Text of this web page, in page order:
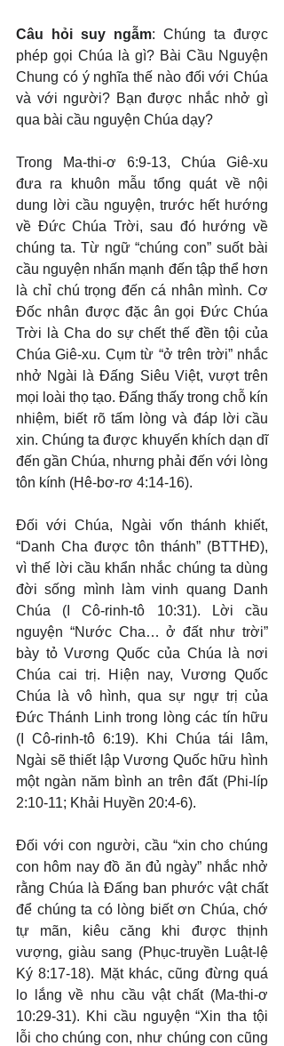
Câu hỏi suy ngẫm: Chúng ta được
phép gọi Chúa là gì? Bài Cầu Nguyện
Chung có ý nghĩa thế nào đối với Chúa
và với người? Bạn được nhắc nhở gì
qua bài cầu nguyện Chúa dạy?
Trong Ma-thi-ơ 6:9-13, Chúa Giê-xu
đưa ra khuôn mẫu tổng quát về nội
dung lời cầu nguyện, trước hết hướng
về Đức Chúa Trời, sau đó hướng về
chúng ta. Từ ngữ “chúng con” suốt bài
cầu nguyện nhấn mạnh đến tập thể hơn
là chỉ chú trọng đến cá nhân mình. Cơ
Đốc nhân được đặc ân gọi Đức Chúa
Trời là Cha do sự chết thế đền tội của
Chúa Giê-xu. Cụm từ “ở trên trời” nhắc
nhở Ngài là Đấng Siêu Việt, vượt trên
mọi loài thọ tạo. Đấng thấy trong chỗ kín
nhiệm, biết rõ tấm lòng và đáp lời cầu
xin. Chúng ta được khuyến khích dạn dĩ
đến gần Chúa, nhưng phải đến với lòng
tôn kính (Hê-bơ-rơ 4:14-16).
Đối với Chúa, Ngài vốn thánh khiết,
“Danh Cha được tôn thánh” (BTTHĐ),
vì thế lời cầu khẩn nhắc chúng ta dùng
đời sống mình làm vinh quang Danh
Chúa (I Cô-rinh-tô 10:31). Lời cầu
nguyện “Nước Cha… ở đất như trời”
bày tỏ Vương Quốc của Chúa là nơi
Chúa cai trị. Hiện nay, Vương Quốc
Chúa là vô hình, qua sự ngự trị của
Đức Thánh Linh trong lòng các tín hữu
(I Cô-rinh-tô 6:19). Khi Chúa tái lâm,
Ngài sẽ thiết lập Vương Quốc hữu hình
một ngàn năm bình an trên đất (Phi-líp
2:10-11; Khải Huyền 20:4-6).
Đối với con người, cầu “xin cho chúng
con hôm nay đồ ăn đủ ngày” nhắc nhở
rằng Chúa là Đấng ban phước vật chất
để chúng ta có lòng biết ơn Chúa, chớ
tự mãn, kiêu căng khi được thịnh
vượng, giàu sang (Phục-truyền Luật-lệ
Ký 8:17-18). Mặt khác, cũng đừng quá
lo lắng về nhu cầu vật chất (Ma-thi-ơ
10:29-31). Khi cầu nguyện “Xin tha tội
lỗi cho chúng con, như chúng con cũng